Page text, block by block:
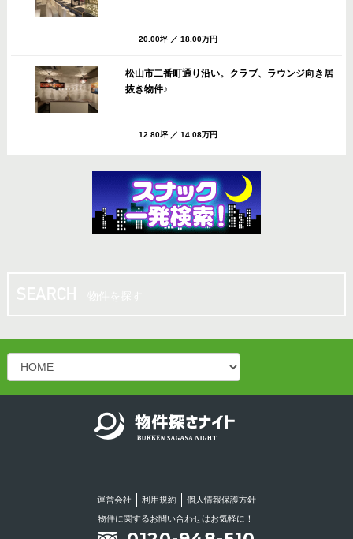
20.00坪 ／ 18.00万円
松山市二番町通り沿い。クラブ、ラウンジ向き居
抜き物件♪
12.80坪 ／ 14.08万円
松山市 八坂通りすぐのバー・スナック向き居抜
き店舗！共益費・ごみ処理費サービス！！
10.00坪 ／ 13.20万円
15.00坪 ／ 14.30万円
16.50坪 ／ 18.15万円
運営会社 利用規約
個人情報保護方針
物件に関するお問い合わせはお気軽に！